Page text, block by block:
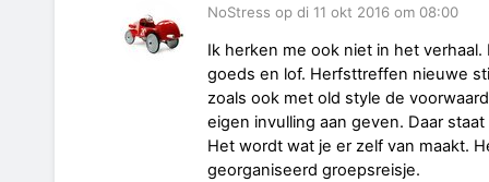
NoStress op di 11 okt 2016 om 08:00
Ik herken me ook niet in het
goeds en lof. Herfsttreffen nieuwe
zoals ook met old style de
eigen invulling aan geven. Daar
Het wordt wat je er zelf van maakt.
georganiseerd groepsreisje.